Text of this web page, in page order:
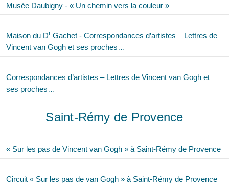
Musée Daubigny - « Un chemin vers la couleur »
Maison du Dr Gachet - Correspondances d’artistes – Lettres de
Vincent van Gogh et ses proches…
Correspondances d’artistes – Lettres de Vincent van Gogh et
ses proches…
Saint-Rémy de Provence
« Sur les pas de Vincent van Gogh » à Saint-Rémy de Provence
Circuit « Sur les pas de van Gogh » à Saint-Rémy de Provence